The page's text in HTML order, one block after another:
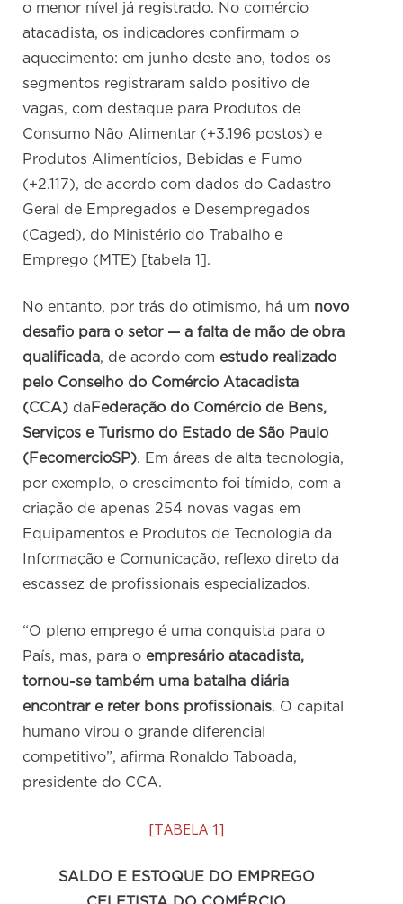
o menor nível já registrado. No comércio
atacadista, os indicadores confirmam o
aquecimento: em junho deste ano, todos os
segmentos registraram saldo positivo de
vagas, com destaque para Produtos de
Consumo Não Alimentar (+3.196 postos) e
Produtos Alimentícios, Bebidas e Fumo
(+2.117), de acordo com dados do Cadastro
Geral de Empregados e Desempregados
(Caged), do Ministério do Trabalho e
Emprego (MTE) [tabela 1].
No entanto, por trás do otimismo, há um novo
desafio para o setor — a falta de mão de obra
qualificada, de acordo com estudo realizado
pelo Conselho do Comércio Atacadista
(CCA) da Federação do Comércio de Bens,
Serviços e Turismo do Estado de São Paulo
(FecomercioSP). Em áreas de alta tecnologia,
por exemplo, o crescimento foi tímido, com a
criação de apenas 254 novas vagas em
Equipamentos e Produtos de Tecnologia da
Informação e Comunicação, reflexo direto da
escassez de profissionais especializados.
“O pleno emprego é uma conquista para o
País, mas, para o empresário atacadista,
tornou-se também uma batalha diária
encontrar e reter bons profissionais. O capital
humano virou o grande diferencial
competitivo”, afirma Ronaldo Taboada,
presidente do CCA.
[TABELA 1]
SALDO E ESTOQUE DO EMPREGO